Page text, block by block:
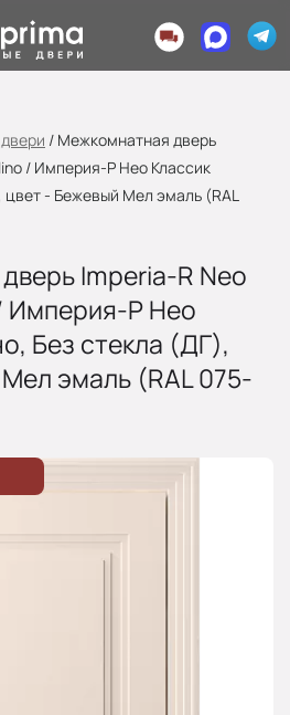
/ Межкомнатная дверь
/ Империя-Р Нео Классик
- Бежевый Мел эмаль (RAL
Imperia-R Neo
Империя-Р Нео
Без стекла (ДГ),
эмаль (RAL 075-